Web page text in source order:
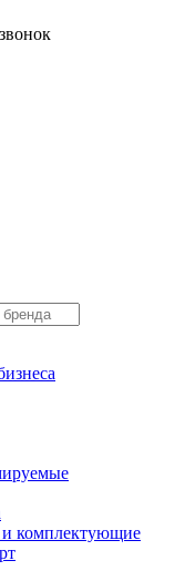
и комплектующие